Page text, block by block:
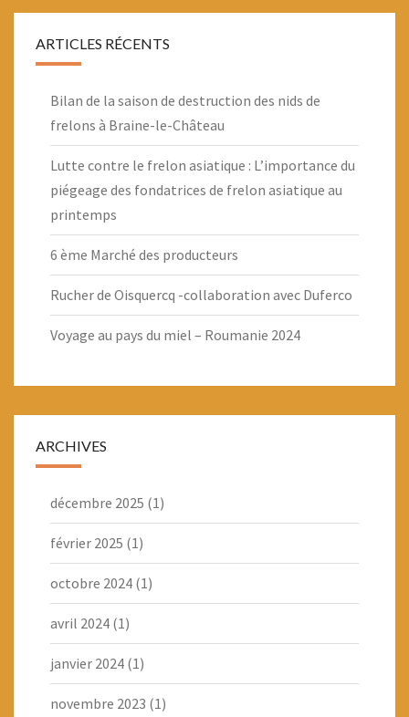
ARTICLES RÉCENTS
Bilan de la saison de destruction des nids de
frelons à Braine-le-Château
Lutte contre le frelon asiatique : L’importance du
piégeage des fondatrices de frelon asiatique au
printemps
6 ème Marché des producteurs
Rucher de Oisquercq -collaboration avec Duferco
Voyage au pays du miel – Roumanie 2024
ARCHIVES
décembre 2025 (1)
février 2025 (1)
octobre 2024 (1)
avril 2024 (1)
janvier 2024 (1)
novembre 2023 (1)